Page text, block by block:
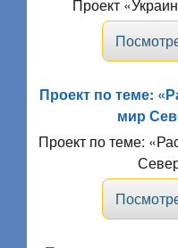
Проект
Проект по теме:
мир
Проект по теме: